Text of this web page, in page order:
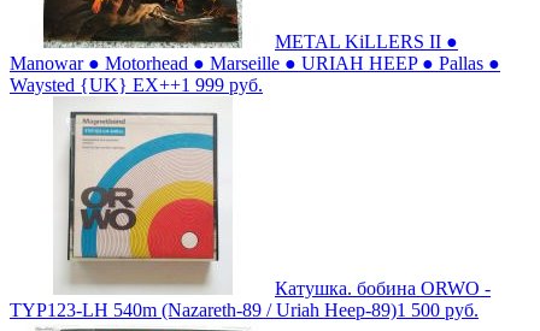
METAL KiLLERS II ●
Manowar ● Motorhead ● Marseille ● URIAH HEEP ● Pallas ●
Waysted {UK} ЕХ++1 999 руб.
Катушка. бобина ORWO -
TYP123-LH 540m (Nazareth-89 / Uriah Heep-89)1 500 руб.